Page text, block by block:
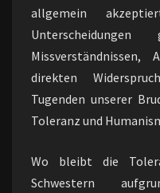
allgemein
direkten
Tugenden unserer
Toleranz und
Wo bleibt die
Schwestern